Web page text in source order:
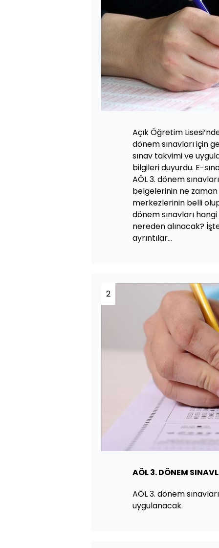
Açık Öğretim
dönem sınavları için
sınav takvimi ve
bilgileri duyurdu. E-
AÖL 3. dönem
belgelerinin ne zaman
merkezlerinin belli olup
dönem sınavları
nereden alınacak?
ayrıntılar...
2
AÖL 3. DÖNEM
AÖL 3. dönem
uygulanacak.